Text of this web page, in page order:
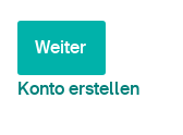
Weiter
Konto erstellen